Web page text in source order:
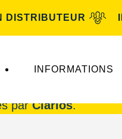
DISTRIBUTEUR
INFORMATIONS
parClarios.